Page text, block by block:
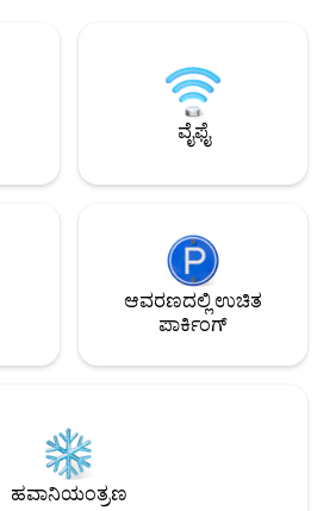
ಒಳಾಂಗಣವು ನಮ್ಮ
ಪರಿಗಣಿಸುತ್ತೀರಿ
ಎಲ್ಲಾ ಸಣ್ಣ
ಫೈ ಮತ್ತು ಇನ್-ಸೂಟ್
ಸೌಲಭ್ಯಗಳಿವೆ.
ಪೂಲ್‌ಗೆ ಸಹ
ವೈಫೈ
ಆವರಣದಲ್ಲಿ ಉಚಿತ
ಪಾರ್ಕಿಂಗ್
ಹವಾನಿಯಂತ್ರಣ